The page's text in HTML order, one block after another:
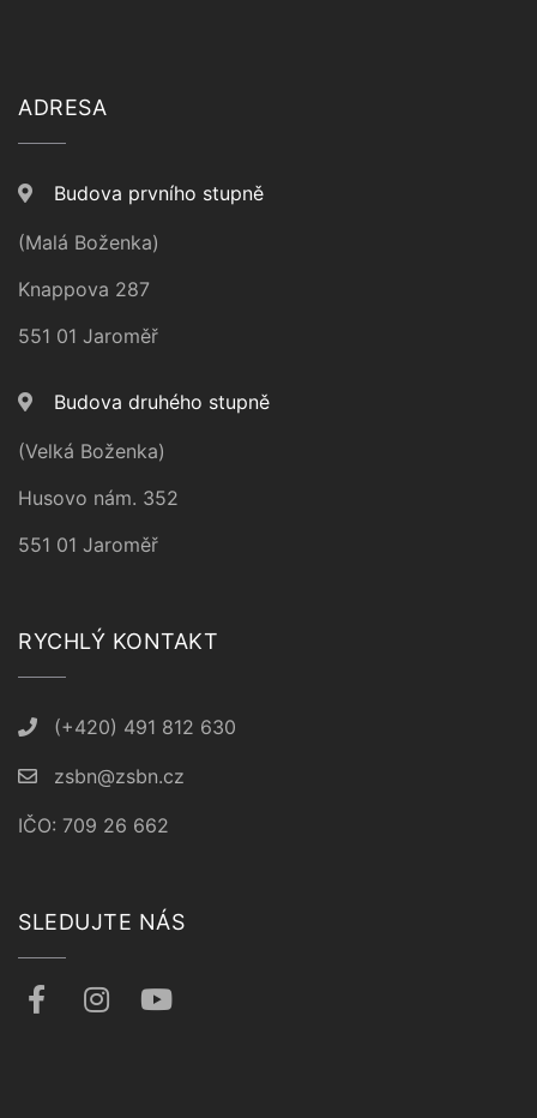
ADRESA
Budova prvního stupně
(Malá Boženka)
Knappova 287
551 01 Jaroměř
Budova druhého stupně
(Velká Boženka)
Husovo nám. 352
551 01 Jaroměř
RYCHLÝ KONTAKT
(+420) 491 812 630
zsbn@zsbn.cz
IČO: 709 26 662
SLEDUJTE NÁS